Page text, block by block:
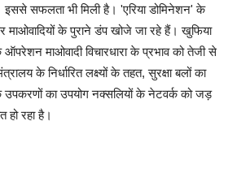
सफलता भी मिली है। 'एरिया डोमिनेशन' के
माओवादियों के पुराने डंप खोजे जा रहे हैं। खुफिया
माओवादी विचारधारा के प्रभाव को तेजी से
के निर्धारित लक्ष्यों के तहत, सुरक्षा बलों का
का उपयोग नक्सलियों के नेटवर्क को जड़
हो रहा है।